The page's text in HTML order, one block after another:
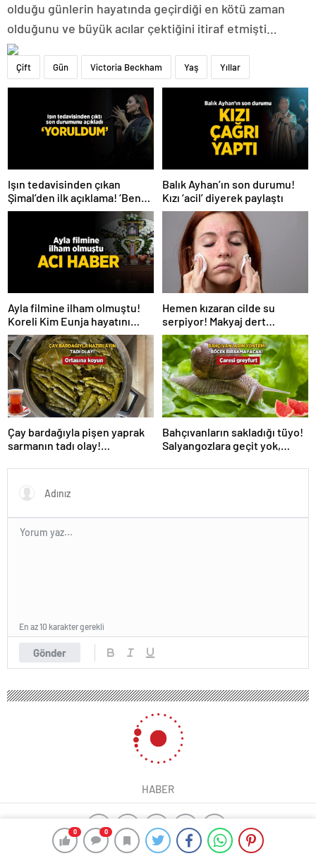
0 0
olduğu günlerin hayatında geçirdiği en kötü zaman
olduğunu ve büyük acılar çektiğini itiraf etmişti…
Çift Gün Victoria Beckham Yaş Yıllar
Işın tedavisinden çıkan
Şimal’den ilk açıklama! ‘Ben
çok yoruldum’
Balık Ayhan’ın son durumu!
Kızı ‘acil’ diyerek paylaştı
Ayla filmine ilham olmuştu!
Koreli Kim Eunja hayatını
kaybetti
Hemen kızaran cilde su
serpiyor! Makyaj dert
olmayacak, 2 ürün yetiyor
Çay bardağıyla pişen yaprak
sarmanın tadı olay!
Bahçıvanların sakladığı tüyo!
Salyangozlara geçit yok,
Gönder
En az 10 karakter gerekli
HABER